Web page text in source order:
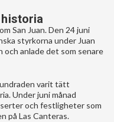
historia
San Juan. Den 24 juni
styrkorna under Juan
och anlade det som senare
varit tätt
Under juni månad
och festligheter som
på Las Canteras.